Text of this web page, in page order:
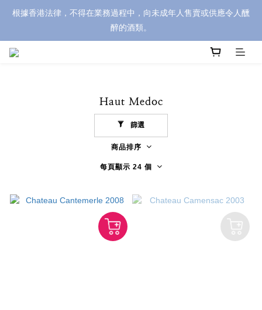
根據香港法律，不得在業務過程中，向未成年人售賣或供應令人醺
醉的酒類。
Haut Medoc
篩選
商品排序
每頁顯示 24 個